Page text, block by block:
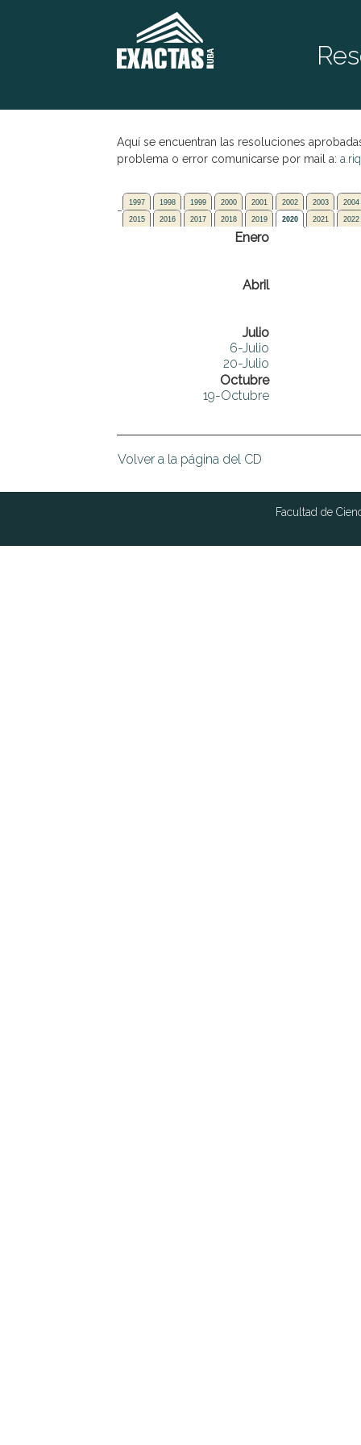
Aquí se encuentran las resoluciones
problema o error comunicarse por mail a:
1997 1998 1999 2000 2001 2002 2003 2004
2015 2016 2017 2018 2019 2020 2021 2022
Enero
Abril
Julio
6-Julio
20-Julio
Octubre
19-Octubre
Volver a la página del CD
Facultad de